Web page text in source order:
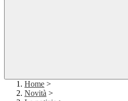
Home >
Novità >